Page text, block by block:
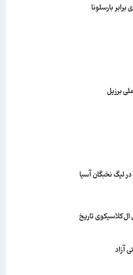
بارسلونا
برزیل
نخبگان آسیا
تاریخ